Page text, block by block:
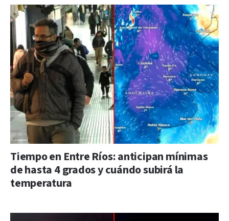
Tiempo en Entre Ríos: anticipan mínimas
de hasta 4 grados y cuándo subirá la
temperatura